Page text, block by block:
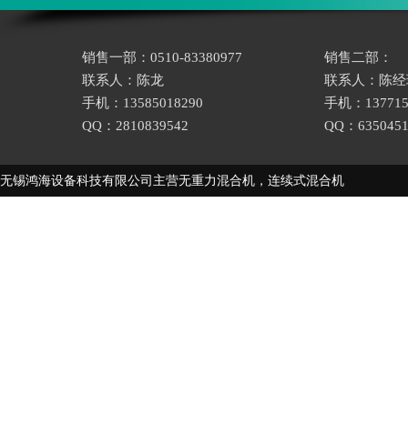
销售一部：0510-83380977
联系人：陈龙
手机：13585018290
QQ：2810839542
销售二部：
联系人：陈
手机：
QQ：
无锡鸿海设备科技有限公司主营无重力混合机 ， 连续式混合机